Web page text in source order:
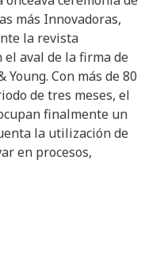
más Innovadoras,
la revista
aval de la firma de
Con más de 80
de tres meses, el
finalmente un
la utilización de
en procesos,